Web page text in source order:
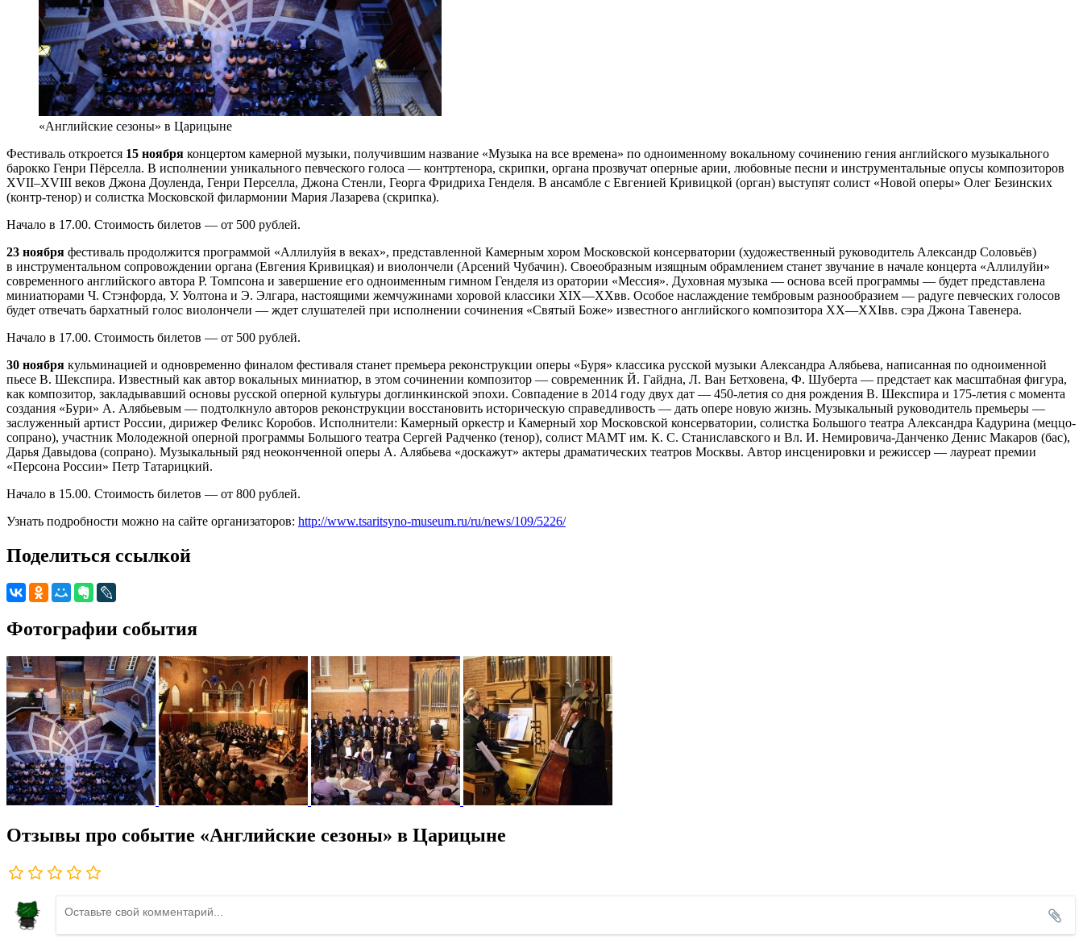
«Английские сезоны» в Царицыне
Фестиваль откроется 15 ноября концертом камерной музыки, получившим название «Музыка на все времена» по одноименному вокальному сочинению гения английского музыкального
барокко Генри Пёрселла. В исполнении уникального певческого голоса — контртенора, скрипки, органа прозвучат оперные арии, любовные песни и инструментальные опусы композиторов
XVII–XVIII веков Джона Доуленда, Генри Перселла, Джона Стенли, Георга Фридриха Генделя. В ансамбле с Евгенией Кривицкой (орган) выступят солист «Новой оперы» Олег Безинских
(контр-тенор) и солистка Московской филармонии Мария Лазарева (скрипка).
Начало в 17.00. Стоимость билетов — от 500 рублей.
23 ноября фестиваль продолжится программой «Аллилуйя в веках», представленной Камерным хором Московской консерватории (художественный руководитель Александр Соловьёв)
в инструментальном сопровождении органа (Евгения Кривицкая) и виолончели (Арсений Чубачин). Своеобразным изящным обрамлением станет звучание в начале концерта «Аллилуйи»
современного английского автора Р. Томпсона и завершение его одноименным гимном Генделя из оратории «Мессия». Духовная музыка — основа всей программы — будет представлена
миниатюрами Ч. Стэнфорда, У. Уолтона и Э. Элгара, настоящими жемчужинами хоровой классики XIX—XXвв. Особое наслаждение тембровым разнообразием — радуге певческих голосов
будет отвечать бархатный голос виолончели — ждет слушателей при исполнении сочинения «Святый Боже» известного английского композитора XX—XXIвв. сэра Джона Тавенера.
Начало в 17.00. Стоимость билетов — от 500 рублей.
30 ноября кульминацией и одновременно финалом фестиваля станет премьера реконструкции оперы «Буря» классика русской музыки Александра Алябьева, написанная по одноименной
пьесе В. Шекспира. Известный как автор вокальных миниатюр, в этом сочинении композитор — современник Й. Гайдна, Л. Ван Бетховена, Ф. Шуберта — предстает как масштабная фигура,
как композитор, закладывавший основы русской оперной культуры доглинкинской эпохи. Совпадение в 2014 году двух дат — 450-летия со дня рождения В. Шекспира и 175-летия с момента
создания «Бури» А. Алябьевым — подтолкнуло авторов реконструкции восстановить историческую справедливость — дать опере новую жизнь. Музыкальный руководитель премьеры —
заслуженный артист России, дирижер Феликс Коробов. Исполнители: Камерный оркестр и Камерный хор Московской консерватории, солистка Большого театра Александра Кадурина (меццо-
сопрано), участник Молодежной оперной программы Большого театра Сергей Радченко (тенор), солист МАМТ им. К. С. Станиславского и Вл. И. Немировича-Данченко Денис Макаров (бас),
Дарья Давыдова (сопрано). Музыкальный ряд неоконченной оперы А. Алябьева «доскажут» актеры драматических театров Москвы. Автор инсценировки и режиссер — лауреат премии
«Персона России» Петр Татарицкий.
Начало в 15.00. Стоимость билетов — от 800 рублей.
Узнать подробности можно на сайте организаторов: http://www.tsaritsyno-museum.ru/ru/news/109/5226/
Поделиться ссылкой
Фотографии события
Отзывы про событие «Английские сезоны» в Царицыне